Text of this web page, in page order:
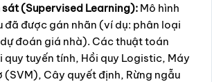
sát (Supervised Learning): Mô hình
đã được gán nhãn (ví dụ: phân loại
đoán giá nhà). Các thuật toán
quy tuyến tính, Hồi quy Logistic, Máy
Cây quyết định, Rừng ngẫu